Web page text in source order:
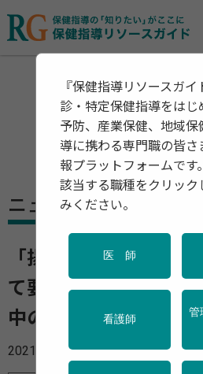
ニュース
「揚げ物」は肥満や
て要注意 食べ過ぎる
中のリスクが高まる
2021年02月02日
『保健指導リソースガ
診・特定保健指導をはじ
予防、産業保健、地域保
導に携わる専門職の皆さ
報プラットフォームです。
該当する職種をクリック
みください。
医 師
看護師
管